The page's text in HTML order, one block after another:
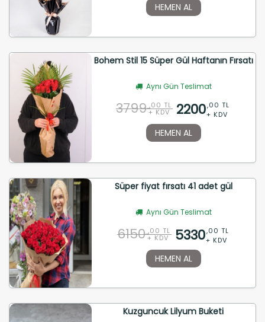
HEMEN AL
Bohem Stil 15 Süper Gül Haftanın Fırsatı
Aynı Gün Teslimat
3799 ,00 TL
+ KDV 2200,00 TL
+ KDV
HEMEN AL
Süper fiyat fırsatı 41 adet gül
Aynı Gün Teslimat
6150 ,00 TL
+ KDV 5330,00 TL
+ KDV
HEMEN AL
Kuzguncuk Lilyum Buketi